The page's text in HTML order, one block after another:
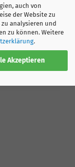
auch von
der Website zu
analysieren und
zu können. Weitere
.
Akzeptieren